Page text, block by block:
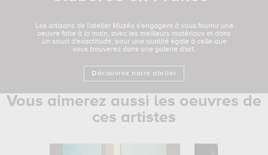
Les artisans de l'atelier Muzéo s'engagent à vous fournir une
oeuvre faite à la main, avec les meilleurs matériaux et dans
un souci d'exactitude, pour une qualité égale à celle que
vous trouverez dans une galerie d'art.
Découvrez notre atelier
Vous aimerez aussi les oeuvres de
ces artistes